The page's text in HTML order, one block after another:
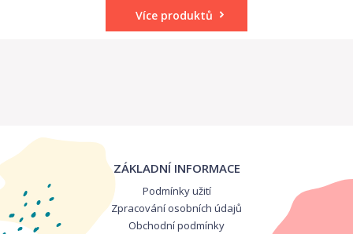
Více produktů
ZÁKLADNÍ INFORMACE
Podmínky užití
Zpracování osobních údajů
Obchodní podmínky